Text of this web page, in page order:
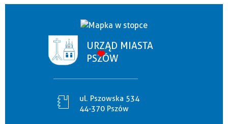
URZĄD MIASTA
PSZÓW
ul. Pszowska 534
44-370 Pszów